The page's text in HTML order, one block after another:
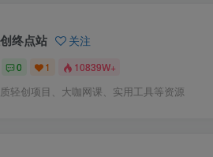
终点站 关注
0 1 10839W+
轻创项目、大咖网课、实用工具等资源